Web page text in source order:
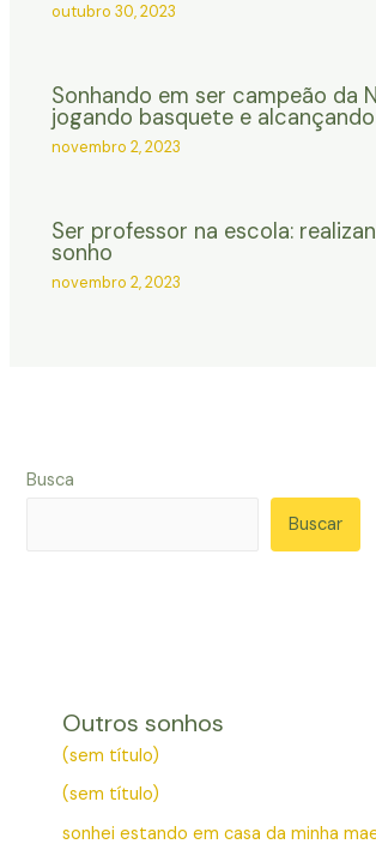
outubro 30, 2023
Sonhando em ser campeão da
jogando basquete e
novembro 2, 2023
Ser professor na escola:
sonho
novembro 2, 2023
Busca
Buscar
Outros sonhos
(sem título)
(sem título)
sonhei estando em casa da minha